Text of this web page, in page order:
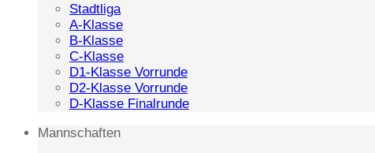
Stadtliga
A-Klasse
B-Klasse
C-Klasse
D1-Klasse Vorrunde
D2-Klasse Vorrunde
D-Klasse Finalrunde
Mannschaften